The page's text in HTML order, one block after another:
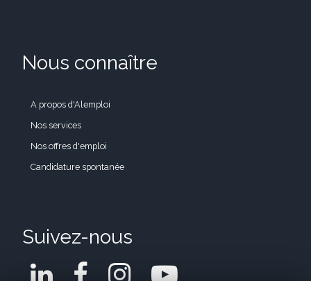
Nous connaître
A propos d'Alemploi
Nos services
Nos offres d'emploi
Candidature spontanée
Suivez-nous